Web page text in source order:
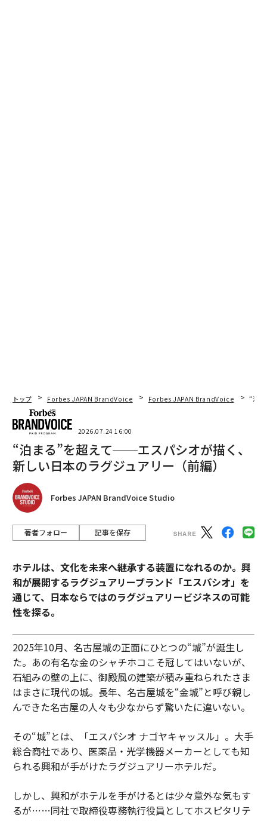
トップ Forbes JAPAN BrandVoice Forbes JAPAN BrandVoice “泊
2026.07.24 16:00
“泊まる”を超えて──エスパシオが描く、
新しい日本のラグジュアリー（前編）
Forbes JAPAN BrandVoice Studio
著者フォロー 記事を保存
ホテルは、文化を未来へ継承する装置になれるのか。興
和が展開するラグジュアリーブランド「エスパシオ」を
通じて、日本ならではのラグジュアリービジネスの可能
性を探る。
2025年10月、名古屋城の正面にひとつの“城”が誕生し
た。あの有名な金のシャチホコこそ冠してはいないが、
石組みの壁の上に、御殿風の建築が積み重ねられたさま
はまさに現代の城。長年、名古屋城を“金城”と呼び親し
んできた名古屋の人々も少なからず驚いたに違いない。
その“城”とは、「エスパシオ ナゴヤキャッスル」。大手
総合商社であり、医薬品・光学機器メーカーとしても知
られる興和が手がけたラグジュアリーホテルだ。
しかし、興和がホテルを手がけるとは少々意外な気もす
るが……同社で取締役専務執行役員としてホスピタリテ